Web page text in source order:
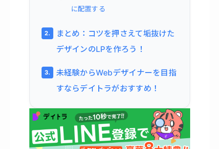
に配置する
まとめ：コツを押さえて垢抜けた
デザインのLPを作ろう！
未経験からWebデザイナーを目指
すならデイトラがおすすめ！